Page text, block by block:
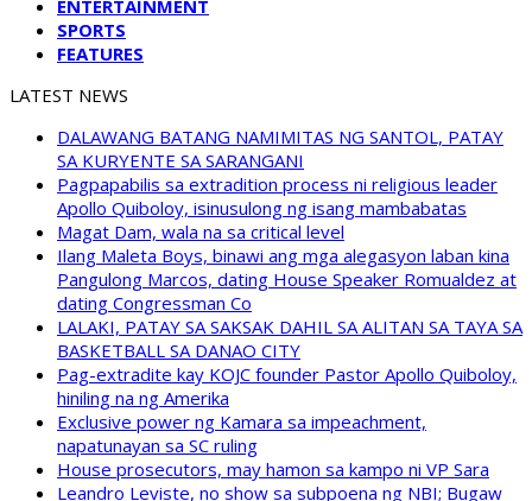
ENTERTAINMENT
SPORTS
FEATURES
LATEST NEWS
DALAWANG BATANG NAMIMITAS NG SANTOL, PATAY
SA KURYENTE SA SARANGANI
Pagpapabilis sa extradition process ni religious leader
Apollo Quiboloy, isinusulong ng isang mambabatas
Magat Dam, wala na sa critical level
Ilang Maleta Boys, binawi ang mga alegasyon laban kina
Pangulong Marcos, dating House Speaker Romualdez at
dating Congressman Co
LALAKI, PATAY SA SAKSAK DAHIL SA ALITAN SA TAYA SA
BASKETBALL SA DANAO CITY
Pag-extradite kay KOJC founder Pastor Apollo Quiboloy,
hiniling na ng Amerika
Exclusive power ng Kamara sa impeachment,
napatunayan sa SC ruling
House prosecutors, may hamon sa kampo ni VP Sara
Leandro Leviste, no show sa subpoena ng NBI; Bugaw